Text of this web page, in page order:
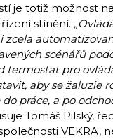
je totiž možnost
stínění.
zcela
scénářů
termostat pro
aby se žaluzie
práce, a po
Tomáš Pilský,
VEKRA,